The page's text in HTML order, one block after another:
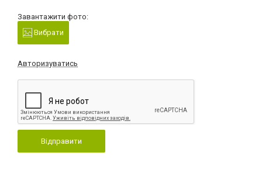
Завантажити фото:
Вибрати
Авторизуватись
Відправити